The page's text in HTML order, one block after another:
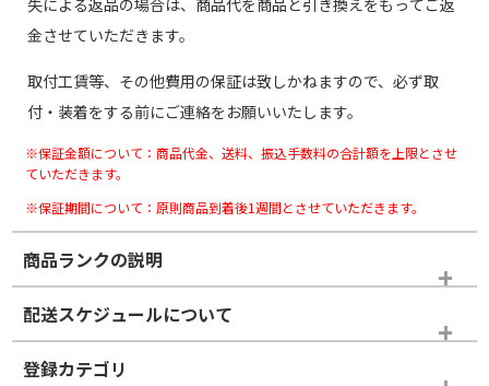
失による返品の場合は、商品代を商品と引き換えをもってご返
金させていただきます。
取付工賃等、その他費用の保証は致しかねますので、必ず取
付・装着をする前にご連絡をお願いいたします。
※保証金額について：商品代金、送料、振込手数料の合計額を上限とさせ
ていただきます。
※保証期間について：原則商品到着後1週間とさせていただきます。
商品ランクの説明
※商品ランクは出品者の主観により判断しておりますので、あら
かじめご了承ください。
ホイールランク
配送スケジュールについて
登録カテゴリ